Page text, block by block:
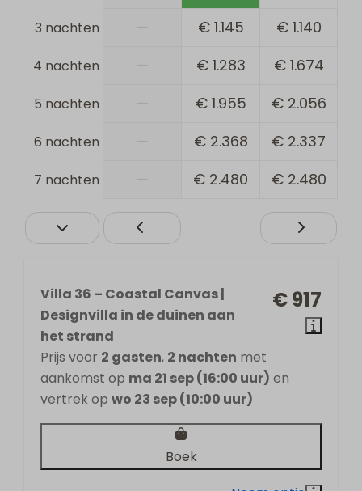
3 nachten € 1.145 € 1.140
4 nachten € 1.283 € 1.674
5 nachten € 1.955 € 2.056
6 nachten € 2.368 € 2.337
7 nachten € 2.480 € 2.480
€ 917
Villa 36 – Coastal Canvas |
Designvilla in de duinen aan
het strand
Prijs voor 2 gasten, 2 nachten met
aankomst op ma 21 sep (16:00 uur) en
vertrek op wo 23 sep (10:00 uur)
Boek